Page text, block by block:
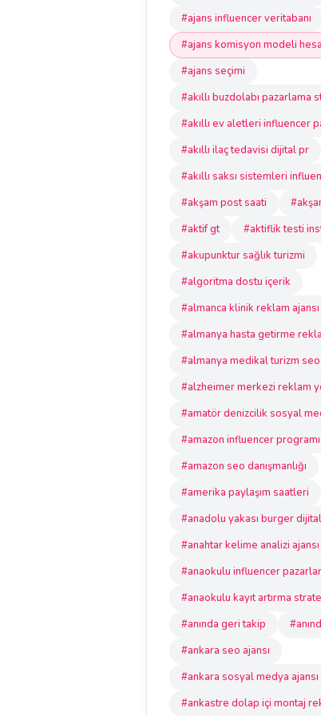
#ajans influencer veritabanı
#ajans komisyon modeli
#ajans seçimi
#akıllı buzdolabı pazarlama
#akıllı ev aletleri influencer
#akıllı ilaç tedavisi dijital pr
#akıllı saksı sistemleri
#akşam post saati
#aktif gt
#aktiflik testi
#akupunktur sağlık turizmi
#algoritma dostu içerik
#almanca klinik reklam ajansı
#almanya hasta getirme
#almanya medikal turizm seo
#alzheimer merkezi reklam
#amatör denizcilik sosyal
#amazon influencer programı
#amazon seo danışmanlığı
#amerika paylaşım saatleri
#anadolu yakası burger
#anahtar kelime analizi ajansı
#anaokulu influencer
#anaokulu kayıt artırma
#anında geri takip
#ankara seo ajansı
#ankara sosyal medya ajansı
#ankastre dolap içi montaj